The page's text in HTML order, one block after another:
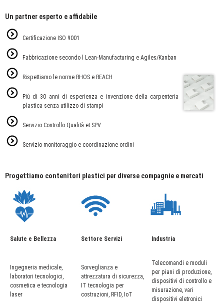
Un partner esperto e affidabile
Certificazione ISO 9001
Fabbricazione secondo l Lean-Manufacturing e Agiles/Kanban
Rispettiamo le norme RHOS e REACH
Più di 30 anni di esperienza e invenzione della carpenteria
plastica senza utilizzo di stampi
Servizio Controllo Qualità et SPV
Servizio monitoraggio e coordinazione ordini
Progettiamo contenitori plastici per diverse compagnie e mercati
Salute e Bellezza Settore Servizi Industria
Ingegneria medicale,
laboratori tecnologici,
cosmetica e tecnologia
laser
Sorveglianza e
attrezzatura di sicurezza,
IT tecnologia per
costruzioni, RFID, IoT
Telecomandi e moduli
per piani di produzione,
dispositivi di controllo e
misurazione, vari
dispositivi eletronici